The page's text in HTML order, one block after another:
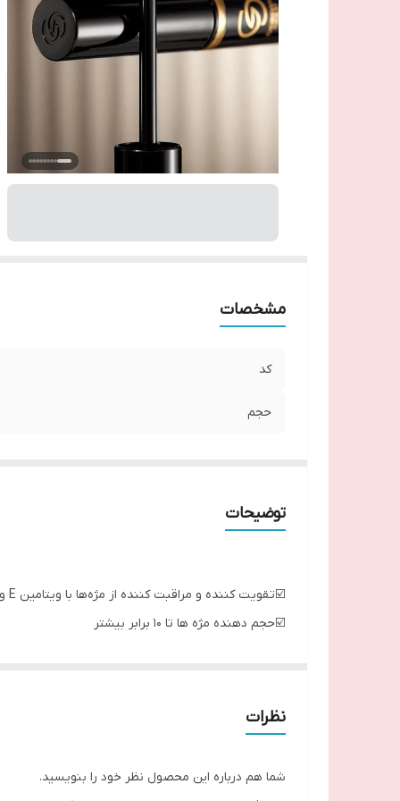
مشخصات
کد
حجم
توضیحات
☑️تقویت کننده و مراقبت کننده از مژه‌ها با ویتامین E و روغن دانه کلودبری
☑️حجم دهنده مژه ها تا 10 برابر بیشتر
☑️به آسانی پاک میشود.
☑️مناسب برای چشم‌های حساس و افرادی که از لنز
نظرات
شما هم درباره این محصول نظر خود را بنویسید.